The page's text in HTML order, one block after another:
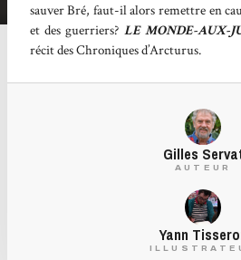
sauver Bré, faut-il alors remettre en
et des guerriers? LE MONDE-AUX-
récit des Chroniques d’Arcturus.
Gilles
AUTEUR
Yann